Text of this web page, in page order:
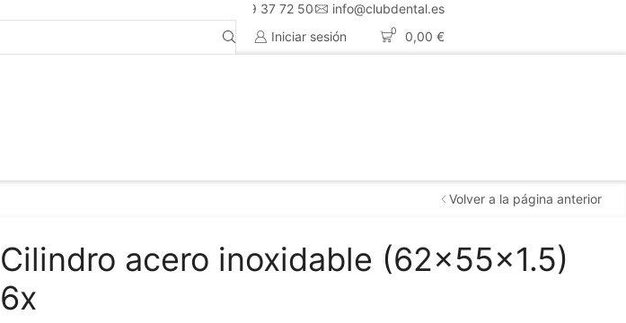
+34 659 37 72 50
info@clubdental.es
Iniciar sesión
0 0,00 €
Volver a la página anterior
Cilindro acero inoxidable (62x55x1.5)
6x